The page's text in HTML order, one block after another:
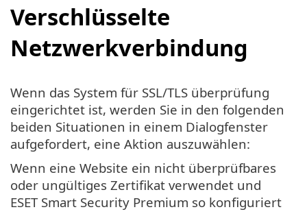
Verschlüsselte
Netzwerkverbindung
Wenn das System für SSL/TLS überprüfung
eingerichtet ist, werden Sie in den folgenden
beiden Situationen in einem Dialogfenster
aufgefordert, eine Aktion auszuwählen:
Wenn eine Website ein nicht überprüfbares
oder ungültiges Zertifikat verwendet und
ESET Smart Security Premium so konfiguriert